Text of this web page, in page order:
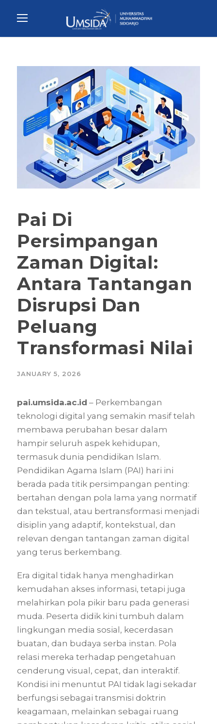
Pai Di
Persimpangan
Zaman Digital:
Antara Tantangan
Disrupsi Dan
Peluang
Transformasi Nilai
JANUARY 5, 2026
pai.umsida.ac.id – Perkembangan
teknologi digital yang semakin masif telah
membawa perubahan besar dalam
hampir seluruh aspek kehidupan,
termasuk dunia pendidikan Islam.
Pendidikan Agama Islam (PAI) hari ini
berada pada titik persimpangan penting:
bertahan dengan pola lama yang normatif
dan tekstual, atau bertransformasi menjadi
disiplin yang adaptif, kontekstual, dan
relevan dengan tantangan zaman digital
yang terus berkembang.
Era digital tidak hanya menghadirkan
kemudahan akses informasi, tetapi juga
melahirkan pola pikir baru pada generasi
muda. Peserta didik kini tumbuh dalam
lingkungan media sosial, kecerdasan
buatan, dan budaya serba instan. Pola
relasi mereka terhadap pengetahuan
cenderung visual, cepat, dan interaktif.
Kondisi ini menuntut PAI tidak lagi sekadar
berfungsi sebagai transmisi doktrin
keagamaan, melainkan sebagai ruang